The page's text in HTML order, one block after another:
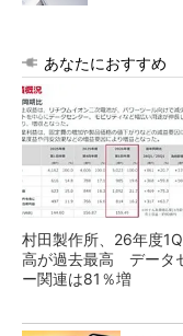
あなたにおすすめ
村田製作所、26年度
高が過去最高 データ
ー関連は81％増